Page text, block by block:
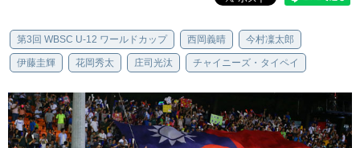
第3回 WBSC U-12 ワールドカップ 西岡義晴 今村凜太郎
伊藤圭輝 花岡秀太 庄司光汰 チャイニーズ・タイペイ